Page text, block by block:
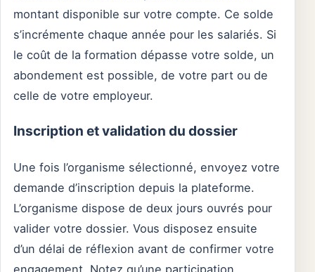
montant disponible sur votre compte. Ce solde
s’incrémente chaque année pour les salariés. Si
le coût de la formation dépasse votre solde, un
abondement est possible, de votre part ou de
celle de votre employeur.
Inscription et validation du dossier
Une fois l’organisme sélectionné, envoyez votre
demande d’inscription depuis la plateforme.
L’organisme dispose de deux jours ouvrés pour
valider votre dossier. Vous disposez ensuite
d’un délai de réflexion avant de confirmer votre